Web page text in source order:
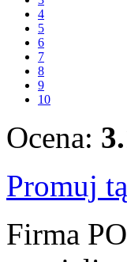
4
5
6
7
8
9
10
Ocena:
Promuj
Firma